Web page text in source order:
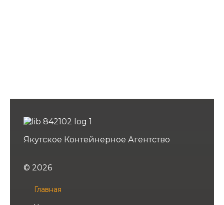
Якутское Контейнерное Агентство
© 2026
Главная